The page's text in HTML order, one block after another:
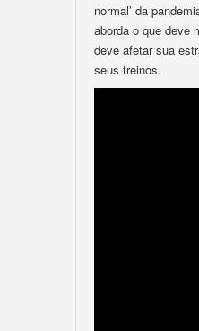
normal’ da
aborda o que deve
deve afetar sua
seus treinos.